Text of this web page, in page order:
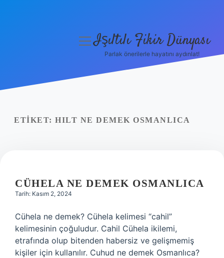
Yasal Uyarı
menüyüIşıltılı Fikir Dünyası
Parlak önerilerle hayatını aydınlat!
ETIKET: HILT NE DEMEK OSMANLICA
CÜHELA NE DEMEK OSMANLICA
Tarih: Kasım 2, 2024
Cühela ne demek? Cühela kelimesi “cahil”
kelimesinin çoğuludur. Cahil Cühela ikilemi,
etrafında olup bitenden habersiz ve gelişmemiş
kişiler için kullanılır. Cuhud ne demek Osmanlıca?